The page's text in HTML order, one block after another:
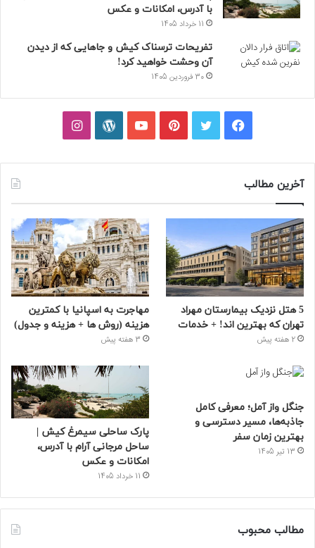
با آدرس، امکانات و عکس
11 خرداد 1405
تفریحات ترسناک کیش و جاهایی که از دیدن
آن وحشت خواهید کرد!
30 فروردین 1405
فیسبوکتوییترپینتریستیوتیوبوردپرساینستاگرام
آخرین مطالب
5 هتل نزدیک بیمارستان مهراد
تهران که بهترین‌ اند! + خدمات
2 هفته پیش
مهاجرت به اسپانیا با کمترین
هزینه (روش ها + هزینه و جدول)
3 هفته پیش
جنگل واز آمل؛ معرفی کامل
جاذبه‌ها، مسیر دسترسی و
بهترین زمان سفر
13 تیر 1405
پارک ساحلی سیمرغ کیش |
ساحل مرجانی آرام با آدرس،
امکانات و عکس
11 خرداد 1405
مطالب محبوب